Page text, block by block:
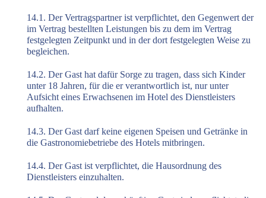
14.1. Der Vertragspartner ist verpflichtet, den Gegenwert der
im Vertrag bestellten Leistungen bis zu dem im Vertrag
festgelegten Zeitpunkt und in der dort festgelegten Weise zu
begleichen.
14.2. Der Gast hat dafür Sorge zu tragen, dass sich Kinder
unter 18 Jahren, für die er verantwortlich ist, nur unter
Aufsicht eines Erwachsenen im Hotel des Dienstleisters
aufhalten.
14.3. Der Gast darf keine eigenen Speisen und Getränke in
die Gastronomiebetriebe des Hotels mitbringen.
14.4. Der Gast ist verpflichtet, die Hausordnung des
Dienstleisters einzuhalten.